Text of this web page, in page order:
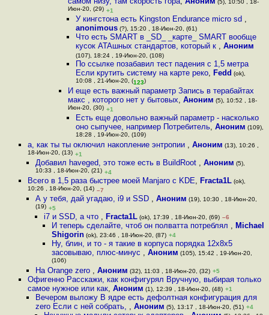
(5), 10:50 , 18-
Июн-20, (29) +1
У кингстона есть Kingston Endurance micro sd ,
anonimous(?), 15:20 , 18-Июн-20, (61)
Что есть SMART в _SD_ _карте_ SMART вообще
кусок ATAшных стандартов, который к , Аноним
(107), 18:24 , 19-Июн-20, (108)
По ссылке позабавил тест падения с 1,5 метра
Если крутить систему на карте реко, Fedd (ok),
10:08 , 21-Июн-20, (123)
И еще есть важный параметр Запись в терабайтах
макс , которого нет у бытовых, Аноним (5), 10:52 , 18-
Июн-20, (30) +1
Есть еще довольно важный параметр - насколько
оно сыпучее, например Потребитель, Аноним (109),
18:28 , 19-Июн-20, (109)
а, как ты ты оключил накопление энтропии , Аноним (13), 10:26 ,
18-Июн-20, (13) +1
Добавил haveged, это тоже есть в BuildRoot ,Аноним (5),
10:33 , 18-Июн-20, (21) +4
Всего в 1,5 раза быстрее моей Manjaro с KDE, Fracta1L(ok),
10:26 , 18-Июн-20, (14) –7
А у тебя, дай угадаю, i9 и SSD ,Аноним (19), 10:30 , 18-Июн-20,
(19) +5
i7 и SSD, а что , Fracta1L(ok), 17:39 , 18-Июн-20, (69) –6
И теперь сделайте, чтоб он полватта потреблял , Michael
Shigorin(ok), 23:46 , 18-Июн-20, (87) +4
Ну, блин, и то - я такие в корпуса порядка 12x8x5
засовываю, плюс-минус , Аноним (105), 15:42 , 19-Июн-20,
(106)
На Orange zero ,Аноним (32), 11:03 , 18-Июн-20, (32) +5
Офигенно Расскажи, как конфигурял Вручную, выбирая только
самое нужное или как, Аноним (1), 12:39 , 18-Июн-20, (48) +1
Вечером выложу В ядре есть дефолтная конфигурация для
zero Если с ней собрать, ,Аноним (5), 13:17 , 18-Июн-20, (51) +4